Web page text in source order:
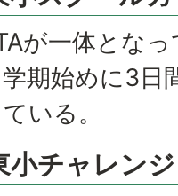
が一体とな
期始めに3日
いる。
小チャレンジ